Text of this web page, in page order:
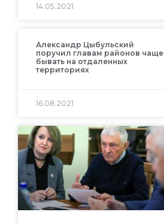
14.05.2021
Александр Цыбульский
поручил главам районов чаще
бывать на отдаленных
территориях
16.08.2021